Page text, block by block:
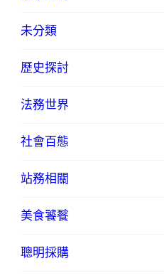
未分類
歷史探討
法務世界
社會百態
站務相關
美食饕餮
聰明採購